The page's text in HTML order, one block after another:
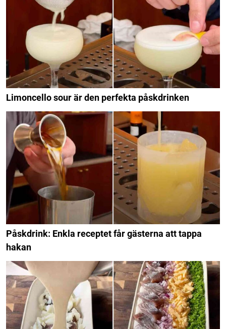
Limoncello sour är den perfekta påskdrinken
Påskdrink: Enkla receptet får gästerna att tappa
hakan